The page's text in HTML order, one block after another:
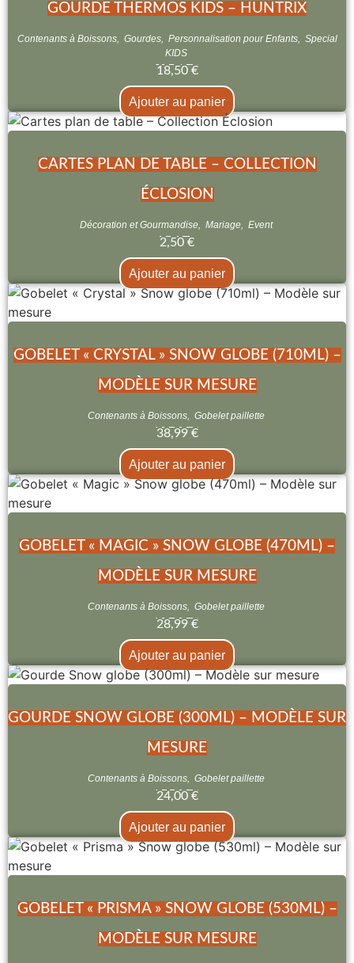
GOURDE THERMOS KIDS – HUNTRIX
Contenants à Boissons, Gourdes, Personnalisation pour Enfants, Special
KIDS
18,50 €
Ajouter au panier
CARTES PLAN DE TABLE – COLLECTION
ÉCLOSION
Décoration et Gourmandise, Mariage, Event
2,50 €
Ajouter au panier
GOBELET « CRYSTAL » SNOW GLOBE (710ML) –
MODÈLE SUR MESURE
Contenants à Boissons, Gobelet paillette
38,99 €
Ajouter au panier
GOBELET « MAGIC » SNOW GLOBE (470ML) –
MODÈLE SUR MESURE
Contenants à Boissons, Gobelet paillette
28,99 €
Ajouter au panier
GOURDE SNOW GLOBE (300ML) – MODÈLE SUR
MESURE
Contenants à Boissons, Gobelet paillette
24,00 €
Ajouter au panier
GOBELET « PRISMA » SNOW GLOBE (530ML) –
MODÈLE SUR MESURE